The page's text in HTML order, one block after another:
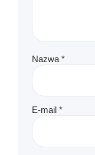
Nazwa *
E-mail *